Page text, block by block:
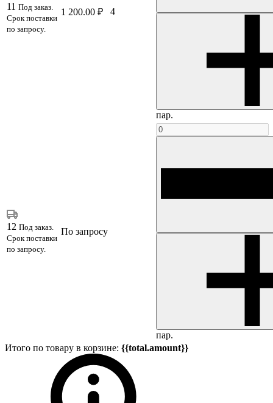
11 Под заказ.
Срок поставки
по запросу.
1 200.00 ₽ 4
пар.
12 Под заказ.
Срок поставки
по запросу.
По запросу
пар.
Итого по товару в корзине: {{total.amount}}